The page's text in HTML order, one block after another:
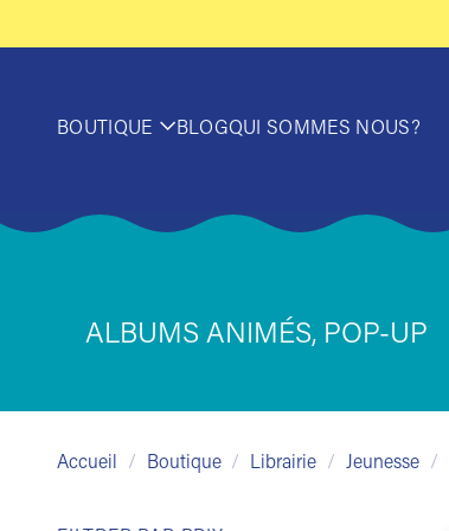
BOUTIQUE BLOGQUI SOMMES NOUS?
ALBUMS ANIMÉS, POP-UP
Accueil / Boutique / Librairie / Jeunesse /